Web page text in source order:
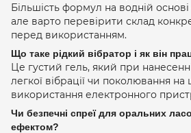
Більшість формул на водній основі
але варто перевірити склад
перед використанням.
Що таке рідкий вібратор і як він
Це густий гель, який при
легкої вібрації чи поколювання на
використання електронного
Чи безпечні спреї для оральних
ефектом?